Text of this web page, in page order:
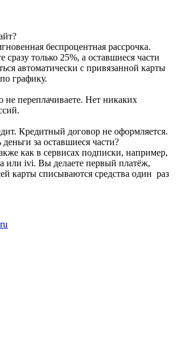
беспроцентная рассрочка.
сразу только 25%, а оставшиеся части
автоматически с привязанной карты
по графику.
переплачиваете. Нет никаких
Кредитный договор не оформляется.
за оставшиеся части?
как в сервисах подписки, например,
или ivi. Вы делаете первый платёж,
карты списываются средства один раз